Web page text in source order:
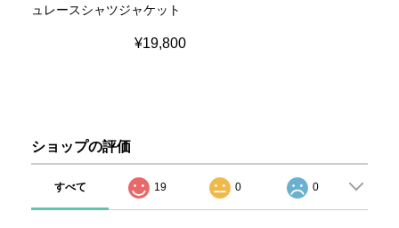
ュレースシャツジャケット
¥19,800
ショップの評価
すべて 19 0 0